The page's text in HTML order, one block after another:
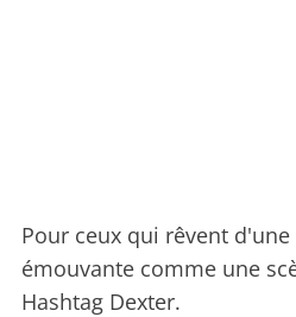
Pour ceux qui rêvent
émouvante comme une
Hashtag Dexter.